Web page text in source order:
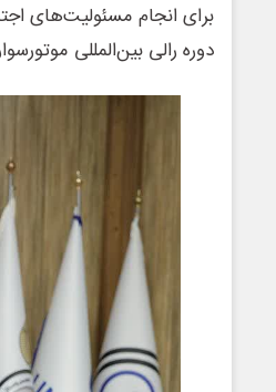
برای انجام مسئولیت‌های
دوره رالی بین‌‌المللی